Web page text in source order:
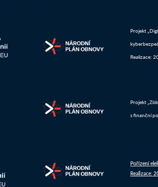
Projekt
Realizace:
Projekt
s finanční
Pořízení
Realizace: